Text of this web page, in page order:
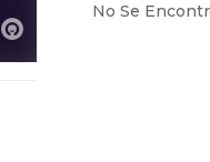
No Se